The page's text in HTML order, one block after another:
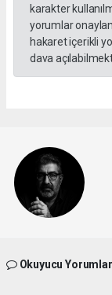
karakter
yorumlar
hakaret içerikli
dava
Okuyucu